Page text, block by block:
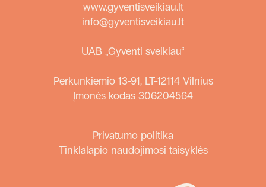
www.gyventisveikiau.lt
info@gyventisveikiau.lt
UAB „Gyventi sveikiau“
Perkūnkiemio 13-91, LT-12114 Vilnius
Įmonės kodas 306204564
Privatumo politika
Tinklalapio naudojimosi taisyklės